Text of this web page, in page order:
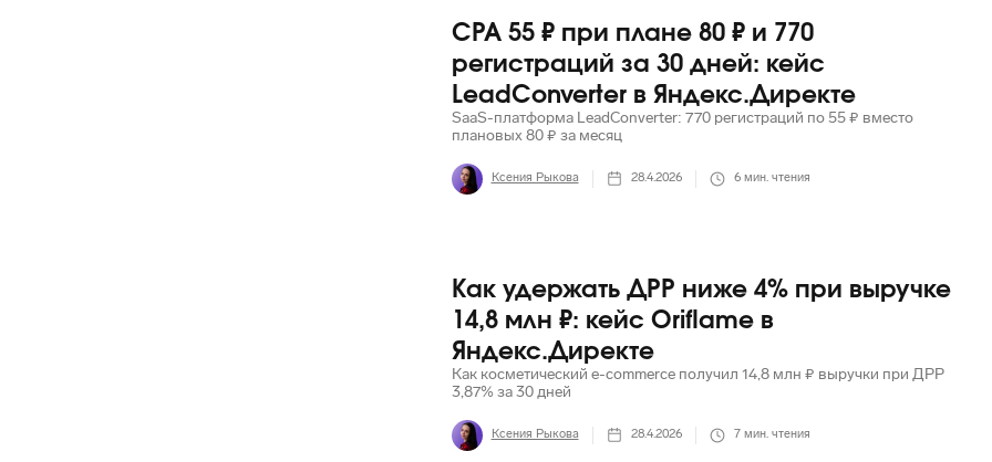
CPA 55 ₽ при плане 80 ₽ и 770
регистраций за 30 дней: кейс
LeadConverter в Яндекс.Директе
SaaS-платформа LeadConverter: 770 регистраций по 55 ₽ вместо
плановых 80 ₽ за месяц
Ксения Рыкова 28.4.2026 6мин. чтения
Как удержать ДРР ниже 4% при выручке
14,8 млн ₽: кейс Oriflame в
Яндекс.Директе
Как косметический e-commerce получил 14,8 млн ₽ выручки при ДРР
3,87% за 30 дней
Ксения Рыкова 28.4.2026 7мин. чтения